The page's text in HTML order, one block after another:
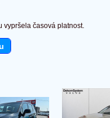
vypršela časová platnost.